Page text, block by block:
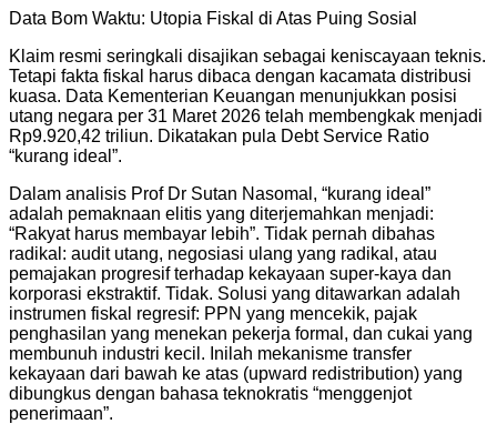
Data Bom Waktu: Utopia Fiskal di Atas Puing Sosial
Klaim resmi seringkali disajikan sebagai keniscayaan teknis.
Tetapi fakta fiskal harus dibaca dengan kacamata distribusi
kuasa. Data Kementerian Keuangan menunjukkan posisi
utang negara per 31 Maret 2026 telah membengkak menjadi
Rp9.920,42 triliun. Dikatakan pula Debt Service Ratio
“kurang ideal”.
Dalam analisis Prof Dr Sutan Nasomal, “kurang ideal”
adalah pemaknaan elitis yang diterjemahkan menjadi:
“Rakyat harus membayar lebih”. Tidak pernah dibahas
radikal: audit utang, negosiasi ulang yang radikal, atau
pemajakan progresif terhadap kekayaan super-kaya dan
korporasi ekstraktif. Tidak. Solusi yang ditawarkan adalah
instrumen fiskal regresif: PPN yang mencekik, pajak
penghasilan yang menekan pekerja formal, dan cukai yang
membunuh industri kecil. Inilah mekanisme transfer
kekayaan dari bawah ke atas (upward redistribution) yang
dibungkus dengan bahasa teknokratis “menggenjot
penerimaan”.